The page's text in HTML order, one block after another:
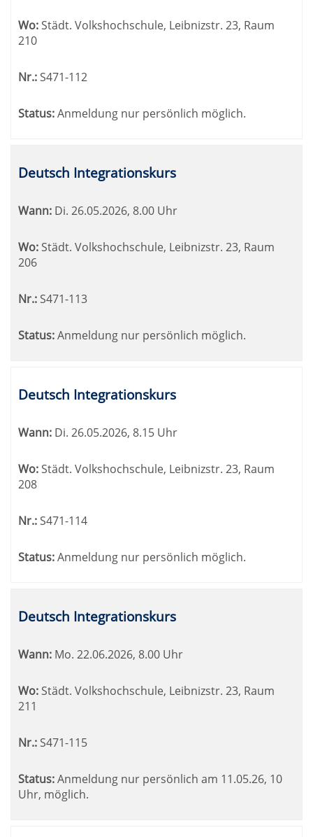
Wo:Städt. Volkshochschule, Leibnizstr. 23, Raum
210
Nr.:S471-112
Status:Anmeldung nur persönlich möglich.
Deutsch Integrationskurs
Wann: Di. 26.05.2026, 8.00 Uhr
Wo: Städt. Volkshochschule, Leibnizstr. 23, Raum
206
Nr.: S471-113
Status:Anmeldung nur persönlich möglich.
Deutsch Integrationskurs
Wann: Di. 26.05.2026, 8.15 Uhr
Wo:Städt. Volkshochschule, Leibnizstr. 23, Raum
208
Nr.:S471-114
Status:Anmeldung nur persönlich möglich.
Deutsch Integrationskurs
Wann: Mo. 22.06.2026, 8.00 Uhr
Wo: Städt. Volkshochschule, Leibnizstr. 23, Raum
211
Nr.: S471-115
Status:Anmeldung nur persönlich am 11.05.26, 10
Uhr, möglich.